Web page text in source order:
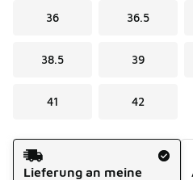
36 36.5
38.5 39
41 42
Versandart
Lieferung an meine